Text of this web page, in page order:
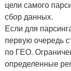
цели самого
сбор данных.
Если для
первую очередь
по ГЕО.
определенные